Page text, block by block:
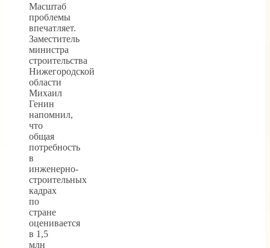
Масштаб
проблемы
впечатляет.
Заместитель
министра
строительства
Нижегородской
области
Михаил
Генин
напомнил,
что
общая
потребность
в
инженерно-
строительных
кадрах
по
стране
оценивается
в 1,5
млн